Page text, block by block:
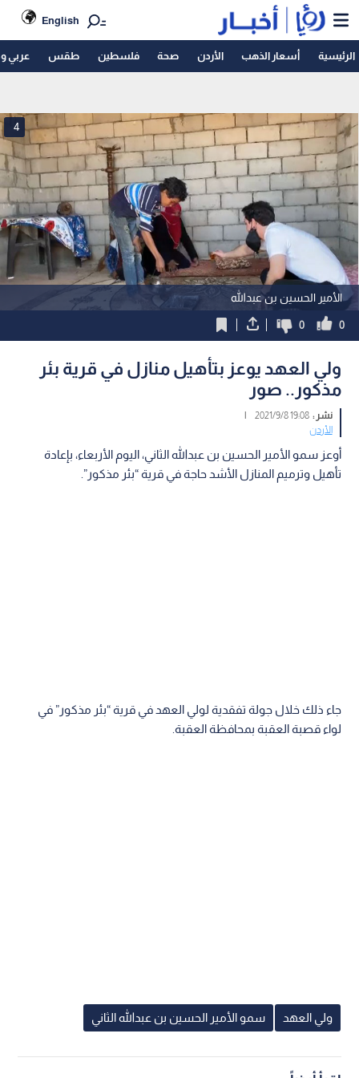
English
الرئيسية أسعار الذهب الأردن صحة فلسطين طقس عربي
الأمير الحسين بن عبدالله
4
0
0
ولي العهد يوعز بتأهيل منازل في قرية بئر
مذكور.. صور
نشر :19:08 2021/9/8
|
الأردن
أوعز سمو الأمير الحسين بن عبدالله الثاني، اليوم الأربعاء، بإعادة
تأهيل وترميم المنازل الأشد حاجة في قرية “بئر مذكور”.
جاء ذلك خلال جولة تفقدية لولي العهد في قرية “بئر مذكور” في
لواء قصبة العقبة بمحافظة العقبة.
ولي العهد سمو الأمير الحسين بن عبدالله الثاني